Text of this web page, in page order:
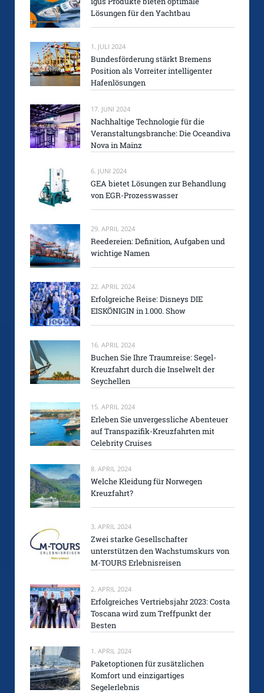
Lösungen für den Yachtbau
1. JULI 2024
Bundesförderung stärkt Bremens
Position als Vorreiter intelligenter
Hafenlösungen
17. JUNI 2024
Nachhaltige Technologie für die
Veranstaltungsbranche: Die Oceandiva
Nova in Mainz
6. JUNI 2024
GEA bietet Lösungen zur Behandlung
von EGR-Prozesswasser
29. APRIL 2024
Reedereien: Definition, Aufgaben und
wichtige Namen
22. APRIL 2024
Erfolgreiche Reise: Disneys DIE
EISKÖNIGIN in 1.000. Show
16. APRIL 2024
Buchen Sie Ihre Traumreise: Segel-
Kreuzfahrt durch die Inselwelt der
Seychellen
15. APRIL 2024
Erleben Sie unvergessliche Abenteuer
auf Transpazifik-Kreuzfahrten mit
Celebrity Cruises
8. APRIL 2024
Welche Kleidung für Norwegen
Kreuzfahrt?
3. APRIL 2024
Zwei starke Gesellschafter
unterstützen den Wachstumskurs von
M-TOURS Erlebnisreisen
2. APRIL 2024
Erfolgreiches Vertriebsjahr 2023: Costa
Toscana wird zum Treffpunkt der
Besten
1. APRIL 2024
Paketoptionen für zusätzlichen
Komfort und einzigartiges
Segelerlebnis